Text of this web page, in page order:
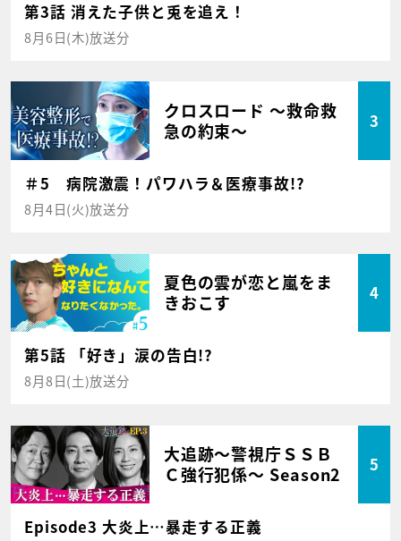
第3話 消えた子供と兎を追え！
8月6日(木)放送分
クロスロード ～救命救
急の約束～
3
＃5 病院激震！パワハラ＆医療事故!?
8月4日(火)放送分
夏色の雲が恋と嵐をま
きおこす
4
第5話 「好き」涙の告白!?
8月8日(土)放送分
大追跡～警視庁ＳＳＢ
Ｃ強行犯係～ Season2
5
Episode3 大炎上…暴走する正義